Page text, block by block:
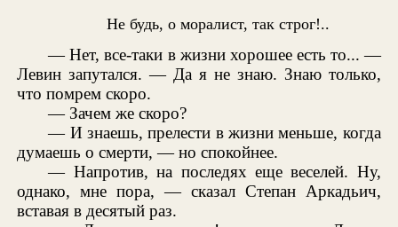
Не будь, о моралист, так строг!..
— Нет, все-таки в жизни хорошее есть то... —
Левин запутался. — Да я не знаю. Знаю только,
что помрем скоро.
— Зачем же скоро?
— И знаешь, прелести в жизни меньше, когда
думаешь о смерти, — но спокойнее.
— Напротив, на последях еще веселей. Ну,
однако, мне пора, — сказал Степан Аркадьич,
вставая в десятый раз.